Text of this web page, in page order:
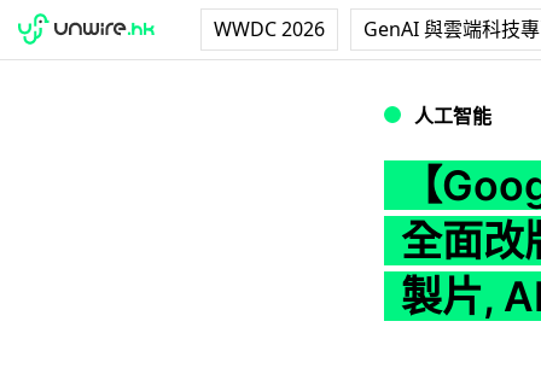
WWDC 2026 GenAI 與雲端科技
人工智能
【
全面改
製片,